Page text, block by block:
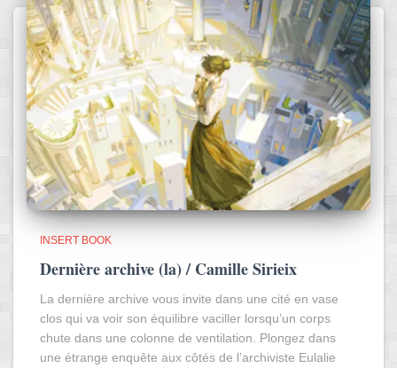
INSERT BOOK
Dernière archive (la) / Camille Sirieix
La dernière archive vous invite dans une cité en vase
clos qui va voir son équilibre vaciller lorsqu’un corps
chute dans une colonne de ventilation. Plongez dans
une étrange enquête aux côtés de l’archiviste Eulalie